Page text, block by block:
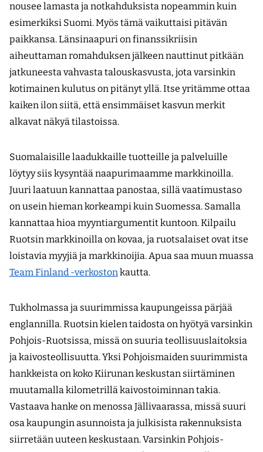
nousee lamasta ja notkahduksista nopeammin kuin
esimerkiksi Suomi. Myös tämä vaikuttaisi pitävän
paikkansa. Länsinaapuri on finanssikriisin
aiheuttaman romahduksen jälkeen nauttinut pitkään
jatkuneesta vahvasta talouskasvusta, jota varsinkin
kotimainen kulutus on pitänyt yllä. Itse yritämme ottaa
kaiken ilon siitä, että ensimmäiset kasvun merkit
alkavat näkyä tilastoissa.
Suomalaisille laadukkaille tuotteille ja palveluille
löytyy siis kysyntää naapurimaamme markkinoilla.
Juuri laatuun kannattaa panostaa, sillä vaatimustaso
on usein hieman korkeampi kuin Suomessa. Samalla
kannattaa hioa myyntiargumentit kuntoon. Kilpailu
Ruotsin markkinoilla on kovaa, ja ruotsalaiset ovat itse
loistavia myyjiä ja markkinoijia. Apua saa muun muassa
Team Finland -verkostonkautta.
Tukholmassa ja suurimmissa kaupungeissa pärjää
englannilla. Ruotsin kielen taidosta on hyötyä varsinkin
Pohjois-Ruotsissa, missä on suuria teollisuuslaitoksia
ja kaivosteollisuutta. Yksi Pohjoismaiden suurimmista
hankkeista on koko Kiirunan keskustan siirtäminen
muutamalla kilometrillä kaivostoiminnan takia.
Vastaava hanke on menossa Jällivaarassa, missä suuri
osa kaupungin asunnoista ja julkisista rakennuksista
siirretään uuteen keskustaan. Varsinkin Pohjois-